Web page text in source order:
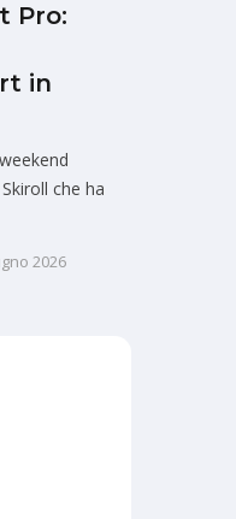
Pro:
in
che ha
2026